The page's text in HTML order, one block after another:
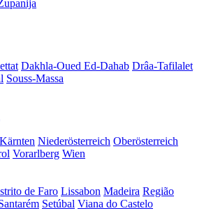
Dakhla-Oued Ed-Dahab Drâa-Tafilalet
Souss-Massa
Kärnten Niederösterreich Oberösterreich
Vorarlberg Wien
de Faro Lissabon Madeira Região
Setúbal Viana do Castelo